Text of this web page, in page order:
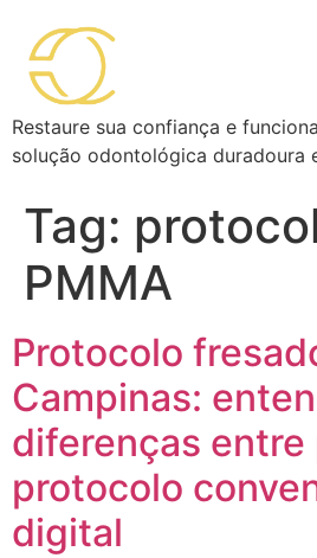
Restaure sua confiança e
solução odontológica duradoura
Tag:
PMMA
Protocolo
Campinas:
diferenças entre
protocolo
digital